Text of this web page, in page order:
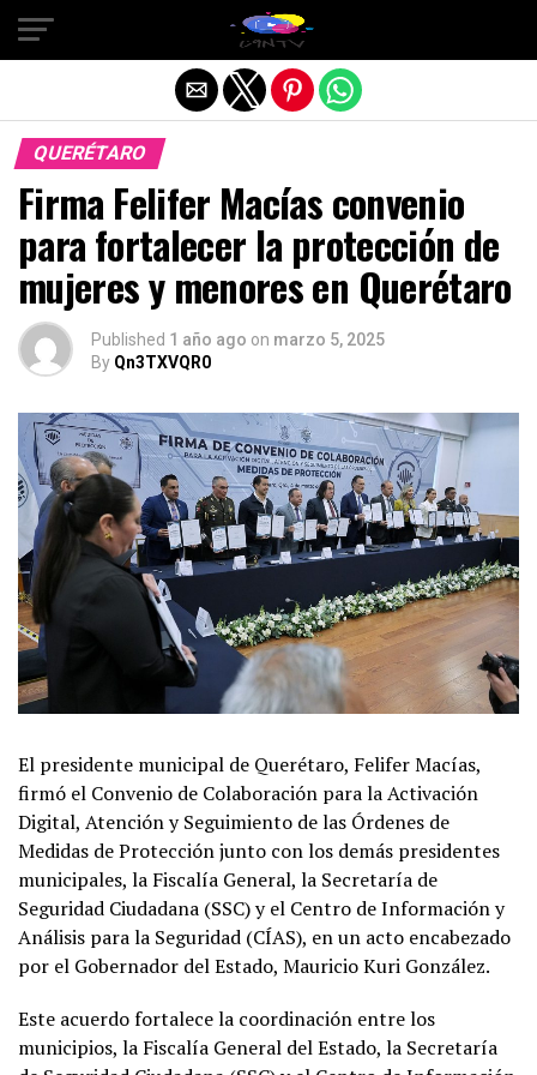
QUERÉTARO
Firma Felifer Macías convenio
para fortalecer la protección de
mujeres y menores en Querétaro
Published 1 año ago on marzo 5, 2025
By Qn3TXVQR0
El presidente municipal de Querétaro, Felifer Macías,
firmó el Convenio de Colaboración para la Activación
Digital, Atención y Seguimiento de las Órdenes de
Medidas de Protección junto con los demás presidentes
municipales, la Fiscalía General, la Secretaría de
Seguridad Ciudadana (SSC) y el Centro de Información y
Análisis para la Seguridad (CÍAS), en un acto encabezado
por el Gobernador del Estado, Mauricio Kuri González.
Este acuerdo fortalece la coordinación entre los
municipios, la Fiscalía General del Estado, la Secretaría
Salir de la versión móvil